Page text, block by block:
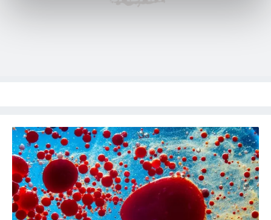
kalemimiz olduğunu sizlere hatırlatmak isteriz.
kullanılmaktadır. Bu çerezler vasıtasıyla çeşitli kişisel
verileriniz işlenmekte olup gerekli olan çerezler bilgi
toplumu hizmetlerinin sunulması amacıyla
kullanılmaktadır. Diğer çerezler, sitemizin daha işlevsel
kılınması ve kişiselleştirilmesi ve sizlere yönelik
reklam/pazarlama faaliyetlerinin yapılması, amaçlarıyla
sınırlı olarak açık rızanız dahilinde kullanılacaktır.